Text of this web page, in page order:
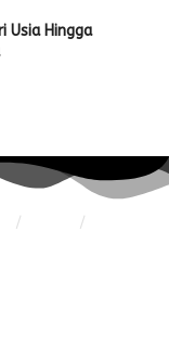
Usia Hingga